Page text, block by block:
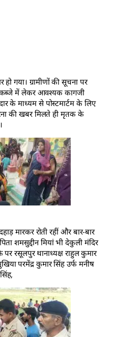
गया। ग्रामीणों की सूचना पर
कब्जे में लेकर आवश्यक कागजी
के माध्यम से पोस्टमार्टम के लिए
की खबर मिलते ही मृतक के
मारकर रोती रहीं और बार-बार
शमसुद्दीन मियां भी देकुली मंदिर
रसूलपुर थानाध्यक्ष राहुल कुमार
परमेंद्र कुमार सिंह उर्फ मनीष